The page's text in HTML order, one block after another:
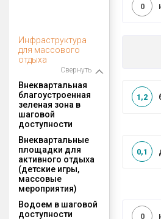
0
Инфраструктура
для массового
отдыха
Свернуть
Внеквартальная
благоустроенная
зеленая зона в
шаговой
доступности
1,2
Внеквартальные
площадки для
активного отдыха
(детские игры,
массовые
мероприятия)
0,1
Водоем в шаговой
доступности
0